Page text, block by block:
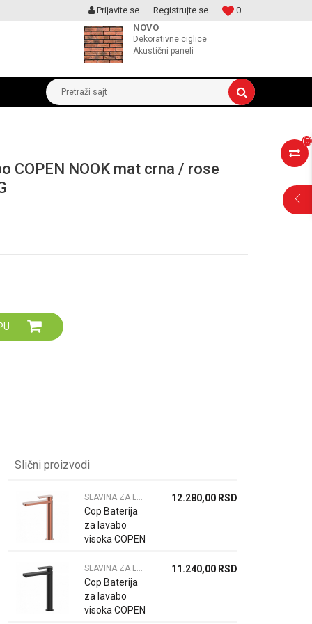
MOGUCNOST MONTAŽE PROIZVODA 0
Prijavite se
Registrujte se
NOVO
Dekorativne ciglice
Akustični paneli
Pretraži sajt
(0)
COPEN NOOK mat crna / rose
Slični proizvodi
SLAVINA ZA LAVABO
Cop Baterija
za lavabo
visoka COPEN
gold C-01-
101RG
12.280,00 RSD
SLAVINA ZA LAVABO
Cop Baterija
za lavabo
visoka COPEN
11.240,00 RSD